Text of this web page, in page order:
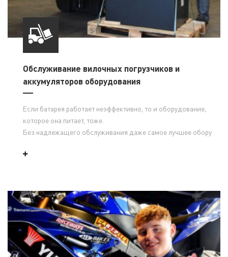
Обслуживание вилочных погрузчиков и
аккумуляторов оборудования
Если батарея работает неэффективно, то и оборудование,
которое она питает, тоже.
Без надлежащего обслуживания даже самое лучшее обору